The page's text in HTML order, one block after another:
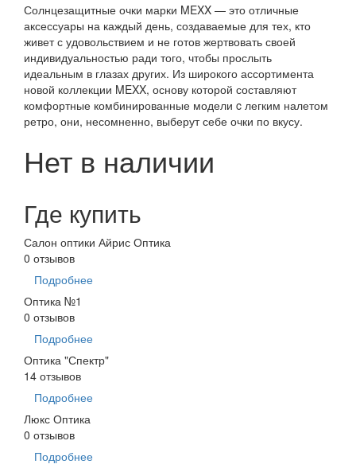
Солнцезащитные очки марки MEXX — это отличные
аксессуары на каждый день, создаваемые для тех, кто
живет с удовольствием и не готов жертвовать своей
индивидуальностью ради того, чтобы прослыть
идеальным в глазах других. Из широкого ассортимента
новой коллекции MEXX, основу которой составляют
комфортные комбинированные модели c легким налетом
ретро, они, несомненно, выберут себе очки по вкусу.
Нет в наличии
Где купить
Салон оптики Айрис Оптика
0 отзывов
Подробнее
Оптика №1
0 отзывов
Подробнее
Оптика "Спектр"
14 отзывов
Подробнее
Люкс Оптика
0 отзывов
Подробнее